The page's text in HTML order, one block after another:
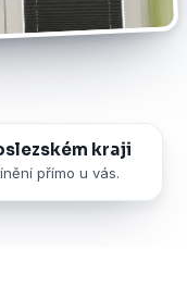
kraji
přímo u vás.